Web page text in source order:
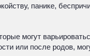
панике,
могут
или после родов,